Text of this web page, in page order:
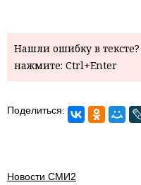
Нашли ошибку в
нажмите: Ctrl+Enter
Поделиться:
Новости СМИ2